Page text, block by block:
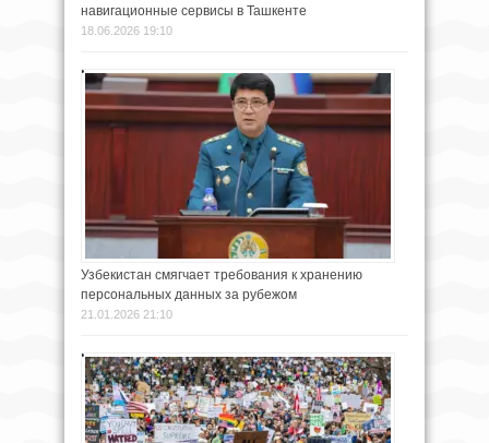
навигационные сервисы в Ташкенте
18.06.2026 19:10
Узбекистан смягчает требования к хранению
персональных данных за рубежом
21.01.2026 21:10